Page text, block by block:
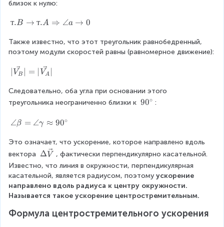
}
\
v
e
c
{
V
_
}
v
e
c
{
V
}
{
\
D
el
t
a
\
близок к нулю:
т.
\
ri
h
a
r
o
т.
A
\
R
i
g
t
т.B → т.A ⇒ ∠a → 0
Также известно, что этот треугольник равнобедренный,
поэтому модули скоростей равны (равномерное движение):
|
v
e
{
_
B
}
|
v
VB = VA
Следовательно, оба угла при основании этого
треугольника неограниченно близки к 9
c
i
r
c
90∘ :
\
n
gl
e
\
b
e
a
∠β = ∠γ ≈ 90∘
Это означает, что ускорение, которое направлено вдоль
вектора \
D
el
t
a
v
ΔV , фактически перпендикулярно касательной.
Известно, что линия в окружности, перпендикулярная
касательной, является радиусом, поэтому ускорение
направлено вдоль радиуса к центру окружности.
Называется такое ускорение центростремительным.
Формула центростремительного ускорения